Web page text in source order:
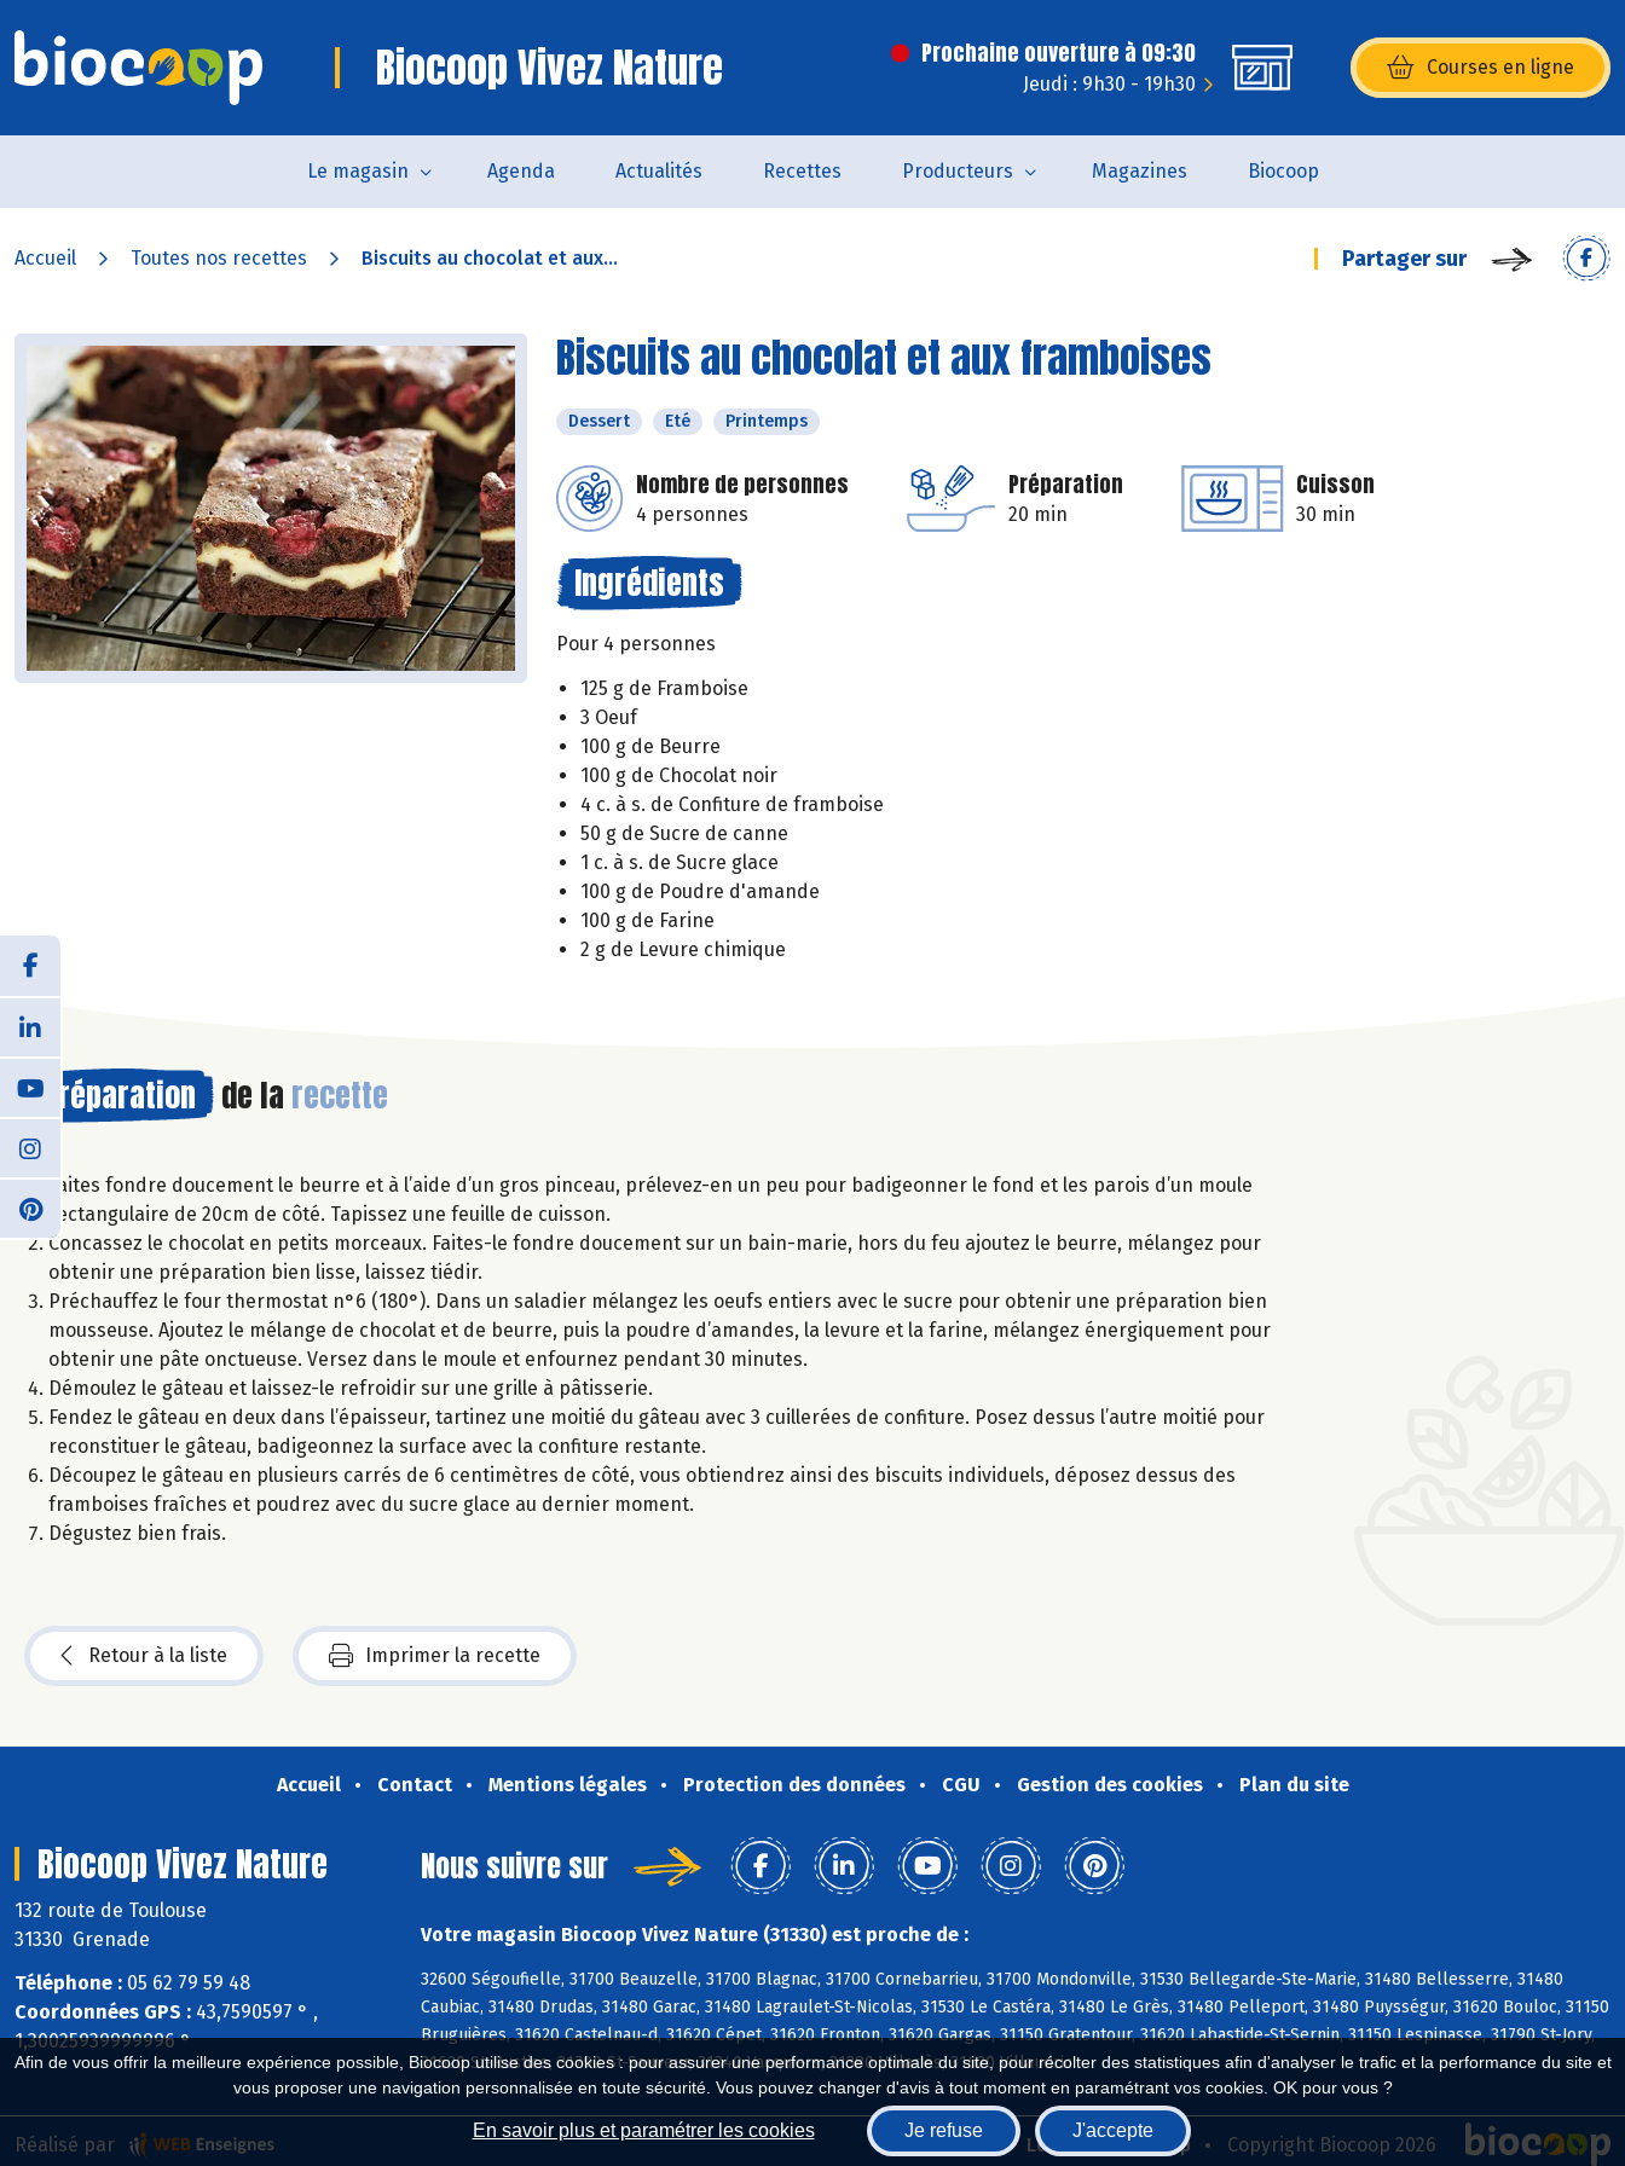
Afin de vous offrir la meilleure expérience possible, Biocoop utilise des cookies : pour assurer une performance optimale du site, pour récolter des statistiques afin d'analyser le trafic et la performance du site et
vous proposer une navigation personnalisée en toute sécurité. Vous pouvez changer d'avis à tout moment en paramétrant vos cookies. OK pour vous ?
En savoir plus et paramétrer les cookies Je refuse J'accepte
Biocoop Vivez Nature Prochaine ouverture à 09:30
Jeudi : 9h30 - 19h30
Courses en ligne
(s’ouvre dans une nouvelle
Le magasin Agenda Actualités Recettes Producteurs Magazines Biocoop
Accueil Toutes nos recettes Biscuits au chocolat et aux... Partager sur
Biscuits au chocolat et aux framboises
Dessert Eté Printemps
Nombre de personnes
4 personnes
Préparation
20 min
Cuisson
30 min
Ingrédients
Pour 4 personnes
125 g de Framboise
3 Oeuf
100 g de Beurre
100 g de Chocolat noir
4 c. à s. de Confiture de framboise
50 g de Sucre de canne
1 c. à s. de Sucre glace
100 g de Poudre d'amande
100 g de Farine
2 g de Levure chimique
Préparation de la recette
Faites fondre doucement le beurre et à l’aide d’un gros pinceau, prélevez-en un peu pour badigeonner le fond et les parois d’un moule
rectangulaire de 20cm de côté. Tapissez une feuille de cuisson.
Concassez le chocolat en petits morceaux. Faites-le fondre doucement sur un bain-marie, hors du feu ajoutez le beurre, mélangez pour
obtenir une préparation bien lisse, laissez tiédir.
Préchauffez le four thermostat n°6 (180°). Dans un saladier mélangez les oeufs entiers avec le sucre pour obtenir une préparation bien
mousseuse. Ajoutez le mélange de chocolat et de beurre, puis la poudre d’amandes, la levure et la farine, mélangez énergiquement pour
obtenir une pâte onctueuse. Versez dans le moule et enfournez pendant 30 minutes.
Démoulez le gâteau et laissez-le refroidir sur une grille à pâtisserie.
Fendez le gâteau en deux dans l’épaisseur, tartinez une moitié du gâteau avec 3 cuillerées de confiture. Posez dessus l’autre moitié pour
reconstituer le gâteau, badigeonnez la surface avec la confiture restante.
Découpez le gâteau en plusieurs carrés de 6 centimètres de côté, vous obtiendrez ainsi des biscuits individuels, déposez dessus des
framboises fraîches et poudrez avec du sucre glace au dernier moment.
Dégustez bien frais.
Retour à la liste Imprimer la recette
Accueil Contact Mentions légales Protection des données CGU Gestion des cookies Plan du site
Biocoop Vivez Nature
132 route de Toulouse
31330 Grenade
Téléphone : 05 62 79 59 48
Coordonnées GPS : 43,7590597 ° ,
1,30025939999996 °
Nous suivre sur
Votre magasin Biocoop Vivez Nature (31330) est proche de :
32600 Ségoufielle, 31700 Beauzelle, 31700 Blagnac, 31700 Cornebarrieu, 31700 Mondonville, 31530 Bellegarde-Ste-Marie, 31480 Bellesserre, 31480
Caubiac, 31480 Drudas, 31480 Garac, 31480 Lagraulet-St-Nicolas, 31530 Le Castéra, 31480 Le Grès, 31480 Pelleport, 31480 Puysségur, 31620 Bouloc, 31150
Bruguières, 31620 Castelnau-d, 31620 Cépet, 31620 Fronton, 31620 Gargas, 31150 Gratentour, 31620 Labastide-St-Sernin, 31150 Lespinasse, 31790 St-Jory,
31620 St-Rustice, 31790 St-Sauveur, 31340 Vacquiers, 31380 Villariès, 31620 Villaudric
Biocoop.fr Le réseau Biocoop Copyright Biocoop 2026
Réalisé par